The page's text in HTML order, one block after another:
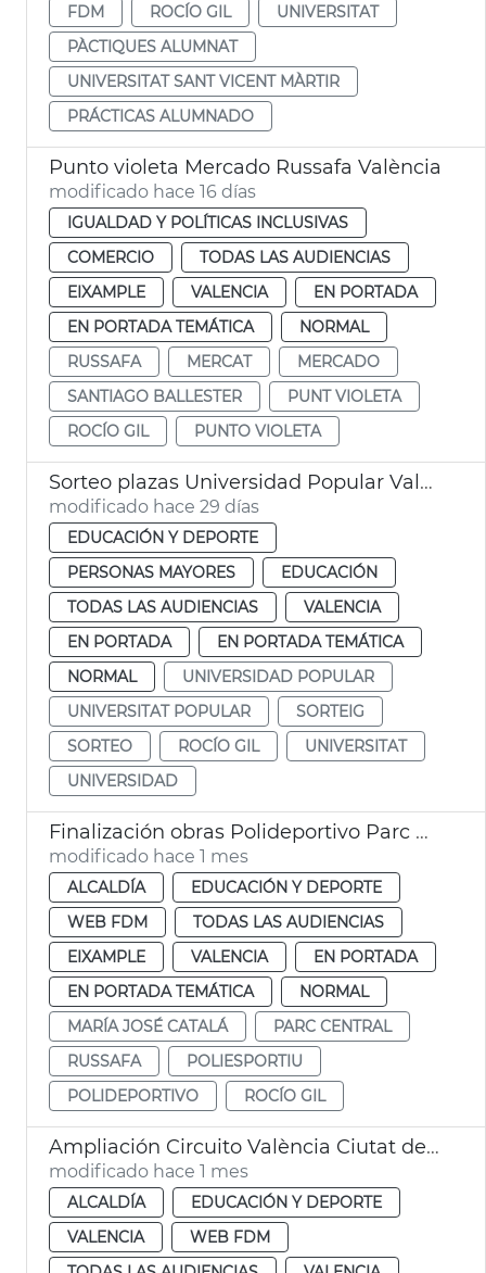
FDM
ROCÍO GIL
UNIVERSITAT
PÀCTIQUES ALUMNAT
UNIVERSITAT SANT VICENT MÀRTIR
PRÁCTICAS ALUMNADO
Punto violeta Mercado Russafa València
modificado hace 16 días
IGUALDAD Y POLÍTICAS INCLUSIVAS
COMERCIO
TODAS LAS AUDIENCIAS
EIXAMPLE
VALENCIA
EN PORTADA
EN PORTADA TEMÁTICA
NORMAL
RUSSAFA
MERCAT
MERCADO
SANTIAGO BALLESTER
PUNT VIOLETA
ROCÍO GIL
PUNTO VIOLETA
Sorteo plazas Universidad Popular València
modificado hace 29 días
EDUCACIÓN Y DEPORTE
PERSONAS MAYORES
EDUCACIÓN
TODAS LAS AUDIENCIAS
VALENCIA
EN PORTADA
EN PORTADA TEMÁTICA
NORMAL
UNIVERSIDAD POPULAR
UNIVERSITAT POPULAR
SORTEIG
SORTEO
ROCÍO GIL
UNIVERSITAT
UNIVERSIDAD
Finalización obras Polideportivo Parc Central València
modificado hace 1 mes
ALCALDÍA
EDUCACIÓN Y DEPORTE
WEB FDM
TODAS LAS AUDIENCIAS
EIXAMPLE
VALENCIA
EN PORTADA
EN PORTADA TEMÁTICA
NORMAL
MARÍA JOSÉ CATALÁ
PARC CENTRAL
RUSSAFA
POLIESPORTIU
POLIDEPORTIVO
ROCÍO GIL
Ampliación Circuito València Ciutat del Running
modificado hace 1 mes
ALCALDÍA
EDUCACIÓN Y DEPORTE
VALENCIA
WEB FDM